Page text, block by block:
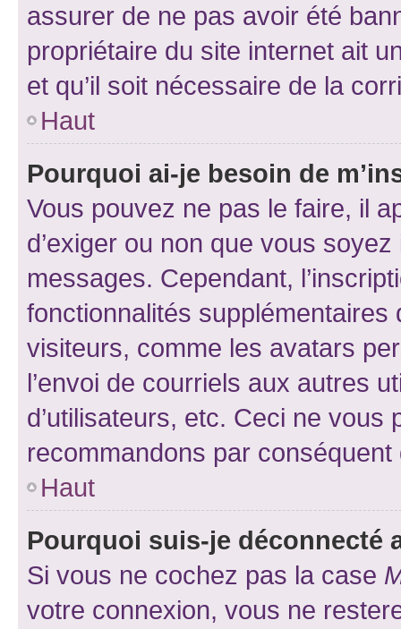
assurer de ne pas avoir été
propriétaire du site internet ait
et qu’il soit nécessaire de la
Haut
Pourquoi ai-je besoin de
Vous pouvez ne pas le faire, il
d’exiger ou non que vous
messages. Cependant,
fonctionnalités
visiteurs, comme les avatars
l’envoi de courriels aux autres
d’utilisateurs, etc. Ceci ne vous
recommandons par conséquent
Haut
Pourquoi suis-je déconnecté
Si vous ne cochez pas la case
votre connexion, vous ne